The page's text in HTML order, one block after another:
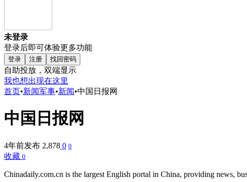
未登录
登录后即可体验更多功能
登录 注册 找回密码
自助投放，双端显示
我也想出现在这里
首页•新闻军事•新闻•中国日报网
中国日报网
4年前发布 2,878 0 0
收藏 0
Chinadaily.com.cn is the largest English portal in China, providing news,